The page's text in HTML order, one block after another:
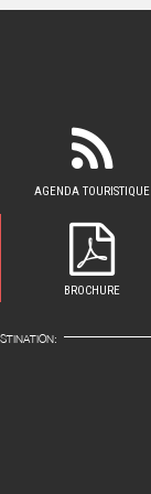
AGENDA TOURISTIQUE
BROCHURE